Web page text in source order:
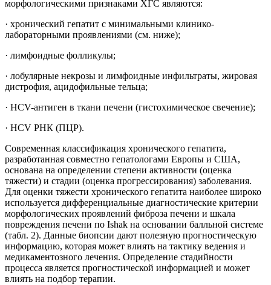
морфологическими признаками ХГС являются:
· хронический гепатит с минимальными клинико-
лабораторными проявлениями (см. ниже);
· лимфоидные фолликулы;
· лобулярные некрозы и лимфоидные инфильтраты, жировая
дистрофия, ацидофильные тельца;
· HCV-антиген в ткани печени (гистохимическое свечение);
· HCV РНК (ПЦР).
Современная классификация хронического гепатита,
разработанная совместно гепатологами Европы и США,
основана на определении степени активности (оценка
тяжести) и стадии (оценка прогрессирования) заболевания.
Для оценки тяжести хронического гепатита наиболее широко
используется дифференциальные диагностические критерии
морфологических проявлений фиброза печени и шкала
повреждения печени по Ishak на основании балльной системе
(табл. 2). Данные биопсии дают полезную прогностическую
информацию, которая может влиять на тактику ведения и
медикаментозного лечения. Определение стадийности
процесса является прогностической информацией и может
влиять на подбор терапии.